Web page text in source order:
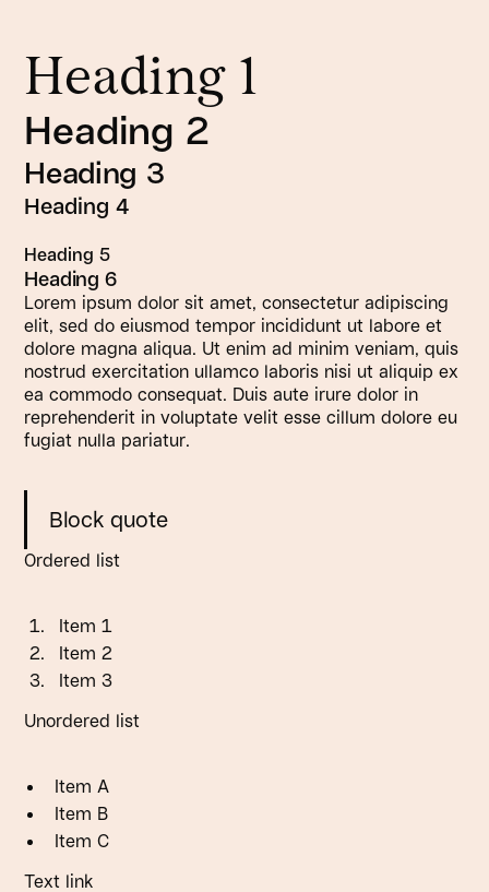
Heading 1
Heading 2
Heading 3
Heading 4
Heading 5
Heading 6
Lorem ipsum dolor sit amet, consectetur adipiscing
elit, sed do eiusmod tempor incididunt ut labore et
dolore magna aliqua. Ut enim ad minim veniam, quis
nostrud exercitation ullamco laboris nisi ut aliquip ex
ea commodo consequat. Duis aute irure dolor in
reprehenderit in voluptate velit esse cillum dolore eu
fugiat nulla pariatur.
Block quote
Ordered list
Item 1
Item 2
Item 3
Unordered list
Item A
Item B
Item C
Text link